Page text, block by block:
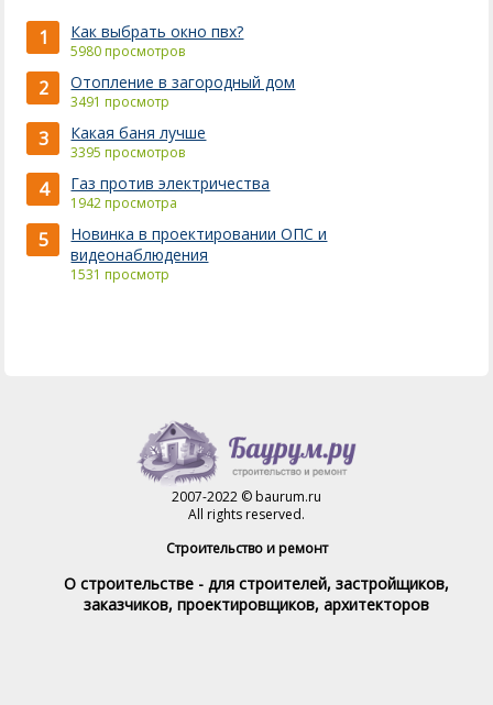
1 Как выбрать окно пвх?
5980 просмотров
2 Отопление в загородный дом
3491 просмотр
3 Какая баня лучше
3395 просмотров
4 Газ против электричества
1942 просмотра
5
Новинка в проектировании ОПС и
видеонаблюдения
1531 просмотр
2007-2022 © baurum.ru
All rights reserved.
Строительство и ремонт
О строительстве - для строителей, застройщиков,
заказчиков, проектировщиков, архитекторов